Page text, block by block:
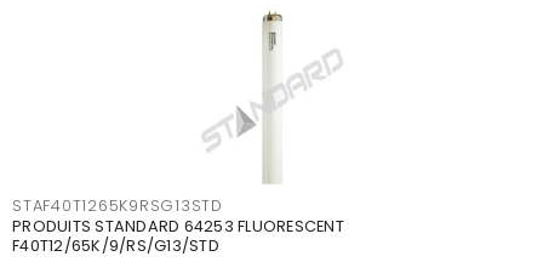
STAF40T1265K9RSG13STD
PRODUITS STANDARD 64253 FLUORESCENT
F40T12/65K/9/RS/G13/STD